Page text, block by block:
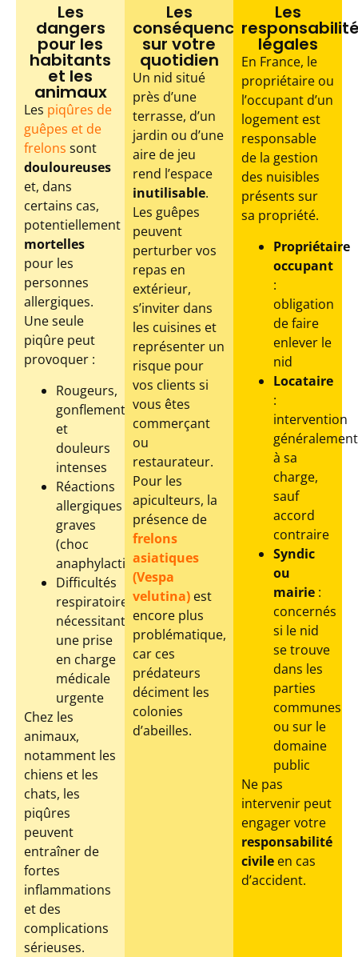
Les
dangers
pour les
habitants
et les
animaux
Les piqûres de
guêpes et de
frelons sont
douloureuses
et, dans
certains cas,
potentiellement
mortelles
pour les
personnes
allergiques.
Une seule
piqûre peut
provoquer :
Rougeurs,
gonflements
et
douleurs
intenses
Réactions
allergiques
graves
(choc
anaphylactique)
Difficultés
respiratoires
nécessitant
une prise
en charge
médicale
urgente
Chez les
animaux,
notamment les
chiens et les
chats, les
piqûres
peuvent
entraîner de
fortes
inflammations
et des
complications
sérieuses.
Les
conséquences
sur votre
quotidien
Un nid situé
près d’une
terrasse, d’un
jardin ou d’une
aire de jeu
rend l’espace
inutilisable.
Les guêpes
peuvent
perturber vos
repas en
extérieur,
s’inviter dans
les cuisines et
représenter un
risque pour
vos clients si
vous êtes
commerçant
ou
restaurateur.
Pour les
apiculteurs, la
présence de
frelons
asiatiques
(Vespa
velutina) est
encore plus
problématique,
car ces
prédateurs
déciment les
colonies
d’abeilles.
Les
légales
En France, le
propriétaire ou
l’occupant d’un
logement est
responsable
de la gestion
des nuisibles
présents sur
sa propriété.
Propriétaire
occupant
:
obligation
de faire
enlever le
nid
Locataire
:
intervention
généralement
à sa
charge,
sauf
accord
contraire
Syndic
ou
mairie :
concernés
si le nid
se trouve
dans les
parties
communes
ou sur le
domaine
public
Ne pas
intervenir peut
engager votre
responsabilité
civile en cas
d’accident.